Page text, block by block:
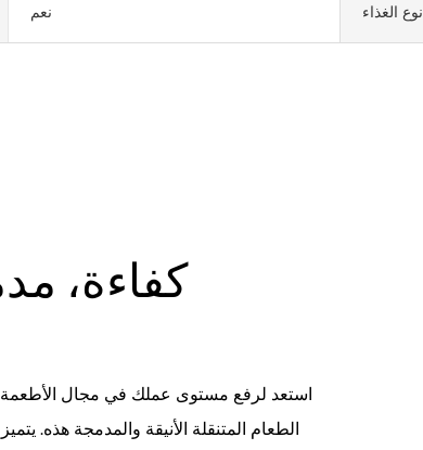
نعم نوع الغذاء
كفاءة،
استعد لرفع مستوى عملك في مجال
الطعام المتنقلة الأنيقة والمدمجة هذه.